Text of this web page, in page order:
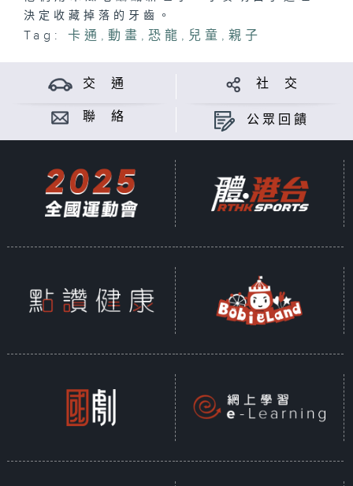
決定收藏掉落的牙齒。
Tag: 卡通 ,動畫 ,恐龍 , 兒童 ,親子
交 通 社 交
聯 絡 公眾回饋